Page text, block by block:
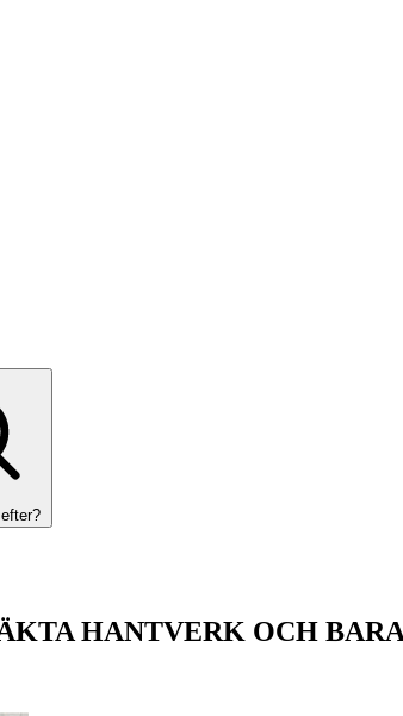
HANTVERK OCH